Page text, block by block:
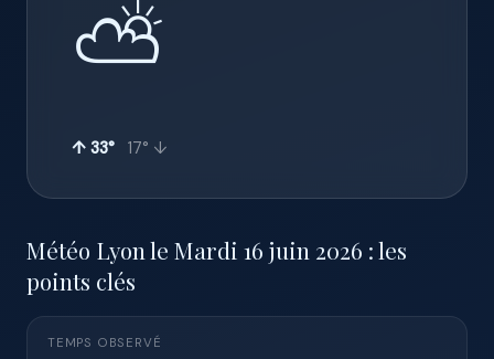
⛅
↑ 33° 17° ↓
Météo Lyon le Mardi 16 juin 2026 : les
points clés
TEMPS OBSERVÉ